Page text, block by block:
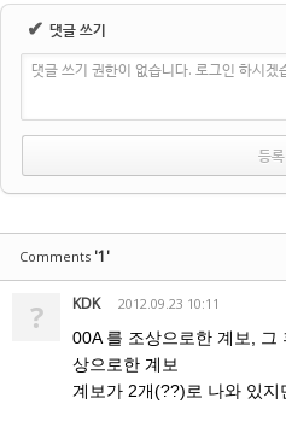
✔ 댓글 쓰기
댓글 쓰기 권한이 없습니다. 로그인 하시겠
Comments '1'
? KDK 2012.09.23 10:11
00A 를 조상으로한 계보,
상으로한 계보
계보가 2개(??)로 나와 있지